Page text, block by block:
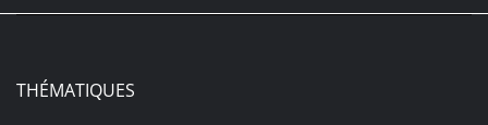
THÉMATIQUES